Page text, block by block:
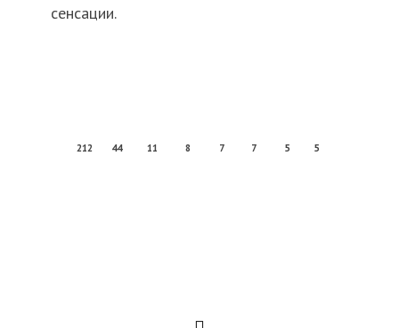
сенсации.
212 44 11 8 7 7 5 5